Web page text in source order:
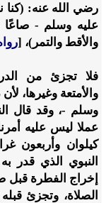
رضي الله عنه: (كنا
عليه وسلم - صاعًا
والأقط والتمر)، [
فلا تجزئ من
والأمتعة وغيرها،
وسلم -، وقد قال
عملا ليس عليه
كيلوان وأربعون
النبوي الذي قدر
إخراج الفطرة قبل
الصلاة، وتجزئ